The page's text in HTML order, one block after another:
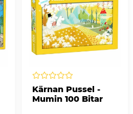
Kärnan Pussel -
Mumin 100 Bitar